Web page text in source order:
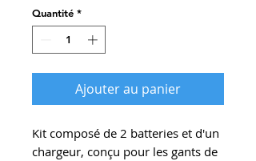
Quantité *
Ajouter au panier
Kit composé de 2 batteries et d'un
chargeur, conçu pour les gants de